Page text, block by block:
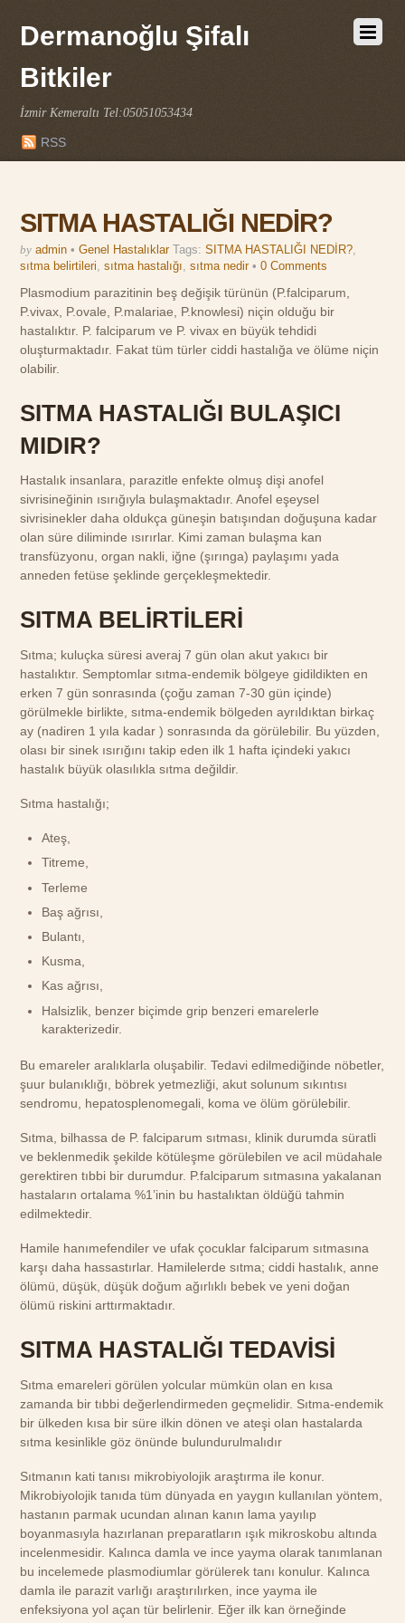
Dermanoğlu Şifalı
Bitkiler
İzmir Kemeraltı Tel:05051053434
RSS
SITMA HASTALIĞI NEDİR?
by admin • Genel Hastalıklar Tags:SITMA HASTALIĞI NEDİR?,
sıtma belirtileri,sıtma hastalığı,sıtma nedir •0 Comments
Plasmodium parazitinin beş değişik türünün (P.falciparum,
P.vivax, P.ovale, P.malariae, P.knowlesi) niçin olduğu bir
hastalıktır. P. falciparum ve P. vivax en büyük tehdidi
oluşturmaktadır. Fakat tüm türler ciddi hastalığa ve ölüme niçin
olabilir.
SITMA HASTALIĞI BULAŞICI
MIDIR?
Hastalık insanlara, parazitle enfekte olmuş dişi anofel
sivrisineğinin ısırığıyla bulaşmaktadır. Anofel eşeysel
sivrisinekler daha oldukça güneşin batışından doğuşuna kadar
olan süre diliminde ısırırlar. Kimi zaman bulaşma kan
transfüzyonu, organ nakli, iğne (şırınga) paylaşımı yada
anneden fetüse şeklinde gerçekleşmektedir.
SITMA BELİRTİLERİ
Sıtma; kuluçka süresi averaj 7 gün olan akut yakıcı bir
hastalıktır. Semptomlar sıtma-endemik bölgeye gidildikten en
erken 7 gün sonrasında (çoğu zaman 7-30 gün içinde)
görülmekle birlikte, sıtma-endemik bölgeden ayrıldıktan birkaç
ay (nadiren 1 yıla kadar ) sonrasında da görülebilir. Bu yüzden,
olası bir sinek ısırığını takip eden ilk 1 hafta içindeki yakıcı
hastalık büyük olasılıkla sıtma değildir.
Sıtma hastalığı;
Ateş,
Titreme,
Terleme
Baş ağrısı,
Bulantı,
Kusma,
Kas ağrısı,
Halsizlik, benzer biçimde grip benzeri emarelerle
karakterizedir.
Bu emareler aralıklarla oluşabilir. Tedavi edilmediğinde nöbetler,
şuur bulanıklığı, böbrek yetmezliği, akut solunum sıkıntısı
sendromu, hepatosplenomegali, koma ve ölüm görülebilir.
Sıtma, bilhassa de P. falciparum sıtması, klinik durumda süratli
ve beklenmedik şekilde kötüleşme görülebilen ve acil müdahale
gerektiren tıbbi bir durumdur. P.falciparum sıtmasına yakalanan
hastaların ortalama %1’inin bu hastalıktan öldüğü tahmin
edilmektedir.
Hamile hanımefendiler ve ufak çocuklar falciparum sıtmasına
karşı daha hassastırlar. Hamilelerde sıtma; ciddi hastalık, anne
ölümü, düşük, düşük doğum ağırlıklı bebek ve yeni doğan
ölümü riskini arttırmaktadır.
SITMA HASTALIĞI TEDAVİSİ
Sıtma emareleri görülen yolcular mümkün olan en kısa
zamanda bir tıbbi değerlendirmeden geçmelidir. Sıtma-endemik
bir ülkeden kısa bir süre ilkin dönen ve ateşi olan hastalarda
sıtma kesinlikle göz önünde bulundurulmalıdır
Sıtmanın kati tanısı mikrobiyolojik araştırma ile konur.
Mikrobiyolojik tanıda tüm dünyada en yaygın kullanılan yöntem,
hastanın parmak ucundan alınan kanın lama yayılıp
boyanmasıyla hazırlanan preparatların ışık mikroskobu altında
incelenmesidir. Kalınca damla ve ince yayma olarak tanımlanan
bu incelemede plasmodiumlar görülerek tanı konulur. Kalınca
damla ile parazit varlığı araştırılırken, ince yayma ile
enfeksiyona yol açan tür belirlenir. Eğer ilk kan örneğinde